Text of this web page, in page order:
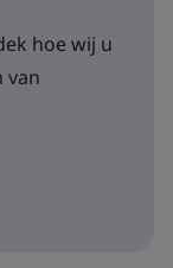
hoe wij u
van